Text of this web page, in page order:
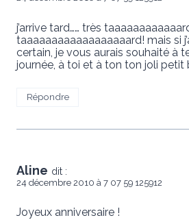
j’arrive tard…… très
taaaaaaaaaaaaaaaaaard! mais si
certain, je vous aurais souhaité à
journée, à toi et à ton ton joli petit
Répondre
Aline dit :
24 décembre 2010 à 7 07 59 125912
Joyeux anniversaire !